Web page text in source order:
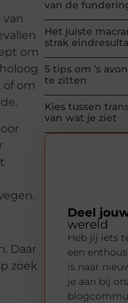
om
om
Daar
zoek
van de
Het juiste
strak
5 tips om ’s
te zitten
Kies tussen
van wat je ziet
Deel
wereld
Heb jij iets
een
is naar
je aan bij